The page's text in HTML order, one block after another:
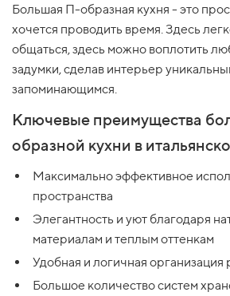
Большая П-образная кухня - это
хочется проводить время. Здесь
общаться, здесь можно воплотить
задумки, сделав интерьер
запоминающимся.
Ключевые преимущества
образной кухни в
Максимально эффективное
пространства
Элегантность и уют благодаря
материалам и теплым оттенкам
Удобная и логичная организация
Большое количество систем